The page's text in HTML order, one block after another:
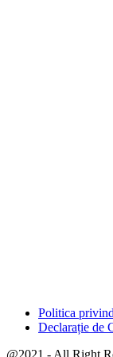
Politica
Declarație de